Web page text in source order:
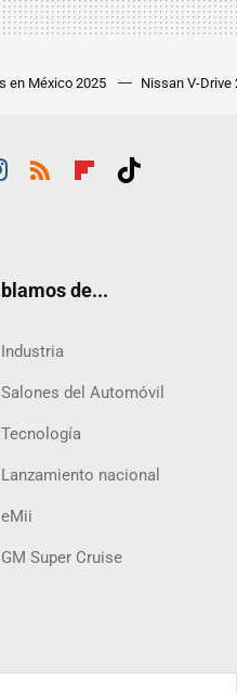
en México 2025 Nissan V-Drive
de...
Industria
Salones del Automóvil
Tecnología
Lanzamiento nacional
eMii
GM Super Cruise